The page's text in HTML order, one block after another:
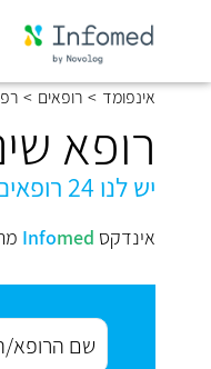
אינפומד > רופאים >
רופא
יש לנו 24 רופאים ורופאות באתר
אינדקס Infomed